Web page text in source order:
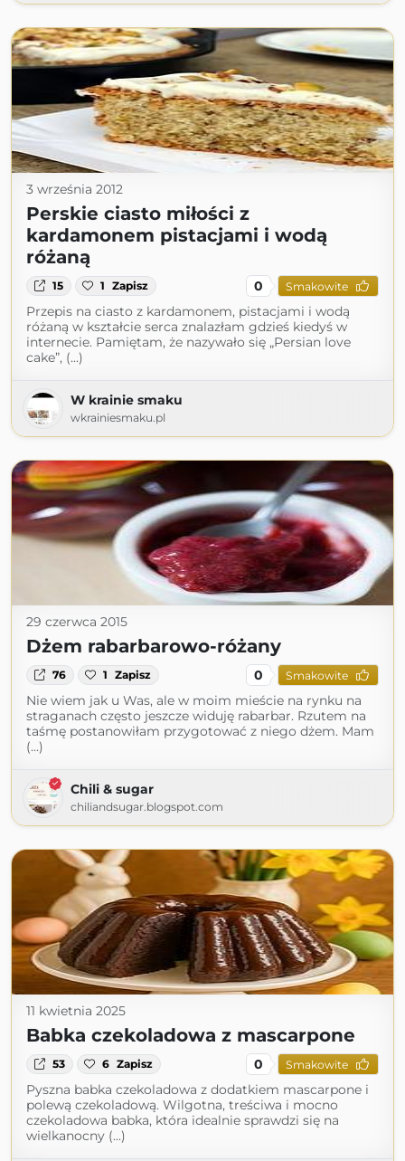
3 września 2012
Perskie ciasto miłości z
kardamonem pistacjami i wodą
różaną
15 1 Zapisz 0 Smakowite
Przepis na ciasto z kardamonem, pistacjami i wodą
różaną w kształcie serca znalazłam gdzieś kiedyś w
internecie. Pamiętam, że nazywało się „Persian love
cake”, (...)
W krainie smaku
wkrainiesmaku.pl
29 czerwca 2015
Dżem rabarbarowo-różany
76 1 Zapisz 0 Smakowite
Nie wiem jak u Was, ale w moim mieście na rynku na
straganach często jeszcze widuję rabarbar. Rzutem na
taśmę postanowiłam przygotować z niego dżem. Mam
(...)
Chili & sugar
chiliandsugar.blogspot.com
11 kwietnia 2025
Babka czekoladowa z mascarpone
53 6 Zapisz 0 Smakowite
Pyszna babka czekoladowa z dodatkiem mascarpone i
polewą czekoladową. Wilgotna, treściwa i mocno
czekoladowa babka, która idealnie sprawdzi się na
wielkanocny (...)